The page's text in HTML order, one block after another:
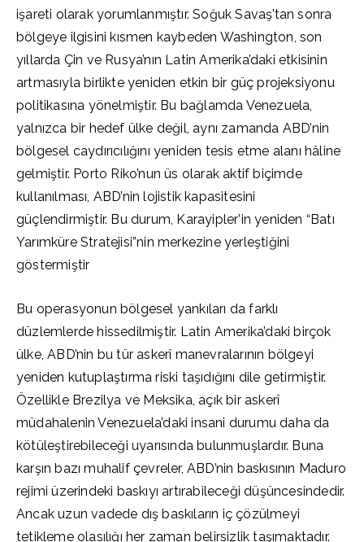
işareti olarak yorumlanmıştır. Soğuk Savaş’tan sonra
bölgeye ilgisini kısmen kaybeden Washington, son
yıllarda Çin ve Rusya’nın Latin Amerika’daki etkisinin
artmasıyla birlikte yeniden etkin bir güç projeksiyonu
politikasına yönelmiştir. Bu bağlamda Venezuela,
yalnızca bir hedef ülke değil, aynı zamanda ABD’nin
bölgesel caydırıcılığını yeniden tesis etme alanı hâline
gelmiştir. Porto Riko’nun üs olarak aktif biçimde
kullanılması, ABD’nin lojistik kapasitesini
güçlendirmiştir. Bu durum, Karayipler’in yeniden “Batı
Yarımküre Stratejisi”nin merkezine yerleştiğini
göstermiştir
Bu operasyonun bölgesel yankıları da farklı
düzlemlerde hissedilmiştir. Latin Amerika’daki birçok
ülke, ABD’nin bu tür askerî manevralarının bölgeyi
yeniden kutuplaştırma riski taşıdığını dile getirmiştir.
Özellikle Brezilya ve Meksika, açık bir askerî
müdahalenin Venezuela’daki insani durumu daha da
kötüleştirebileceği uyarısında bulunmuşlardır. Buna
karşın bazı muhalif çevreler, ABD’nin baskısının Maduro
rejimi üzerindeki baskıyı artırabileceği düşüncesindedir.
Ancak uzun vadede dış baskıların iç çözülmeyi
tetikleme olasılığı her zaman belirsizlik taşımaktadır.